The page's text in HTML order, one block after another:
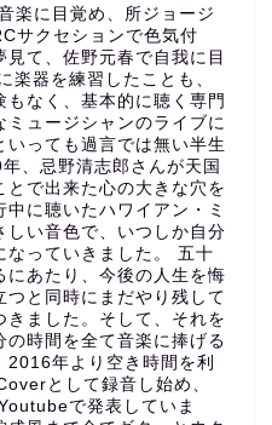
楽に目覚め、所ジョージ
サクセションで色気付
て、佐野元春で自我に目
楽器を練習したことも、
なく、基本的に聴く専門
ュージシャンのライブに
っても過言では無い半生
、忌野清志郎さんが天国
で出来た心の大きな穴を
に聴いたハワイアン・ミ
しい音色で、いつしか自分
なっていきました。 五十
にあたり、今後の人生を悔
と同時にまだやり残して
ました。そして、それを
時間を全て音楽に捧げる
2016年より空き時間を利
として録音し始め、
で発表していま